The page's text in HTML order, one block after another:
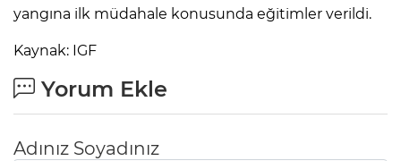
yangına ilk müdahale konusunda eğitimler verildi.
Kaynak: IGF
Yorum Ekle
Adınız Soyadınız